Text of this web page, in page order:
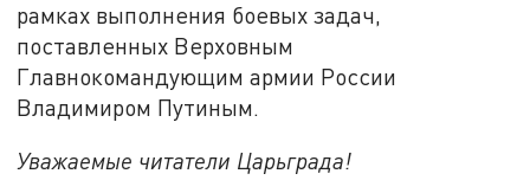
рамках выполнения боевых задач,
поставленных Верховным
Главнокомандующим армии России
Владимиром Путиным.
Уважаемые читатели Царьграда!